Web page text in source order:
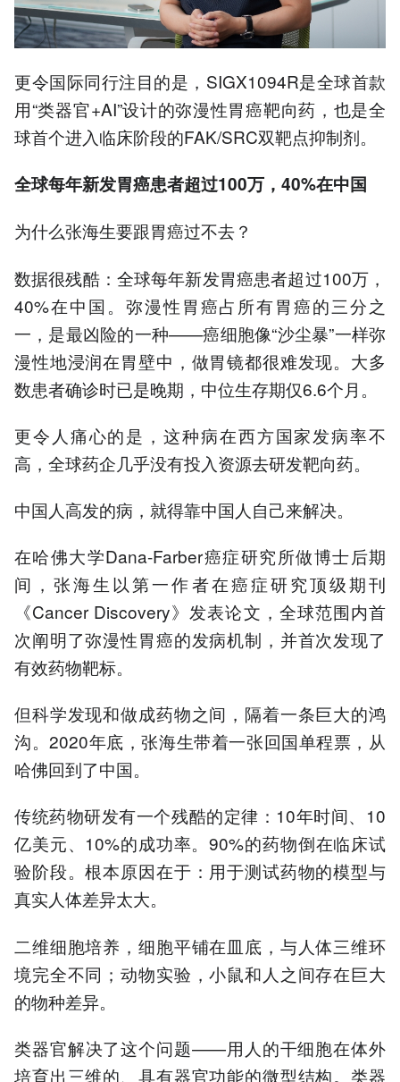
更令国际同行注目的是，SIGX1094R是全球首款
用“类器官+AI”设计的弥漫性胃癌靶向药，也是全
球首个进入临床阶段的FAK/SRC双靶点抑制剂。
全球每年新发胃癌患者超过100万，40%在中国
为什么张海生要跟胃癌过不去？
数据很残酷：全球每年新发胃癌患者超过100万，
40%在中国。弥漫性胃癌占所有胃癌的三分之
一，是最凶险的一种——癌细胞像“沙尘暴”一样弥
漫性地浸润在胃壁中，做胃镜都很难发现。大多
数患者确诊时已是晚期，中位生存期仅6.6个月。
更令人痛心的是，这种病在西方国家发病率不
高，全球药企几乎没有投入资源去研发靶向药。
中国人高发的病，就得靠中国人自己来解决。
在哈佛大学Dana-Farber癌症研究所做博士后期
间，张海生以第一作者在癌症研究顶级期刊
《Cancer Discovery》发表论文，全球范围内首
次阐明了弥漫性胃癌的发病机制，并首次发现了
有效药物靶标。
但科学发现和做成药物之间，隔着一条巨大的鸿
沟。2020年底，张海生带着一张回国单程票，从
哈佛回到了中国。
传统药物研发有一个残酷的定律：10年时间、10
亿美元、10%的成功率。90%的药物倒在临床试
验阶段。根本原因在于：用于测试药物的模型与
真实人体差异太大。
二维细胞培养，细胞平铺在皿底，与人体三维环
境完全不同；动物实验，小鼠和人之间存在巨大
的物种差异。
类器官解决了这个问题——用人的干细胞在体外
培育出三维的、具有器官功能的微型结构。类器